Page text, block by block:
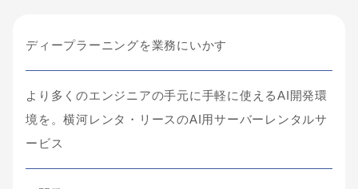
ディープラーニングを業務にいかす
より多くのエンジニアの手元に手軽に使えるAI開発環
境を。横河レンタ・リースのAI用サーバーレンタルサ
ービス